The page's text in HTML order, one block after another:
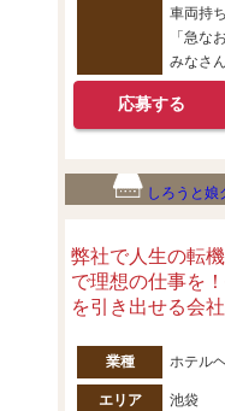
車両持
「急な
みなさ
応募する
しろうと娘
弊社で人生の転
で理想の仕事を
を引き出せる会社
業種 ホテル
エリア 池袋